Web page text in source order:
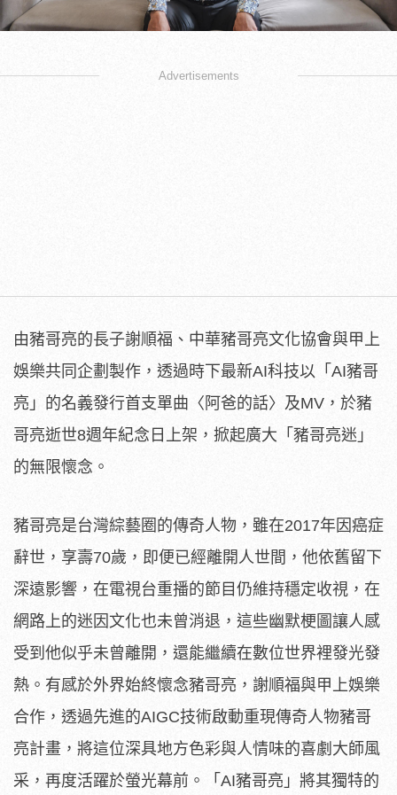
Advertisements
由豬哥亮的長子謝順福、中華豬哥亮文化協會與甲上
娛樂共同企劃製作，透過時下最新AI科技以「AI豬哥
亮」的名義發行首支單曲〈阿爸的話〉及MV，於豬
哥亮逝世8週年紀念日上架，掀起廣大「豬哥亮迷」
的無限懷念。
豬哥亮是台灣綜藝圈的傳奇人物，雖在2017年因癌症
辭世，享壽70歲，即便已經離開人世間，他依舊留下
深遠影響， 在電視台重播的節目仍維持穩定收視， 在
網路上的迷因文化也未曾消退， 這些幽默梗圖讓人感
受到他似乎未曾離開， 還能繼續在數位世界裡發光發
熱。有感於外界始終懷念豬哥亮， 謝順福與甲上娛樂
合作，透過先進的AIGC技術啟動重現傳奇人物豬哥
亮計畫，將這位深具地方色彩與人情味的喜劇大師風
采， 再度活躍於螢光幕前。「AI豬哥亮」將其獨特的